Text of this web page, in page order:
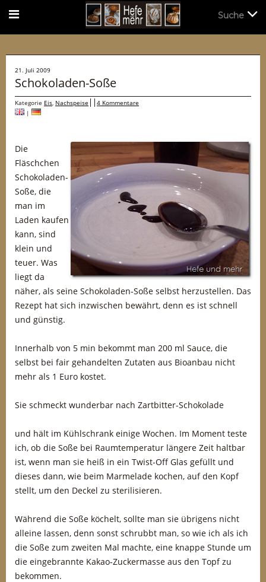
21. Juli 2009
Schokoladen-Soße
Kategorie Eis, Nachspeise
4 Kommentare
|
Die
Fläschchen
Schokoladen-
Soße, die
man im
Laden kaufen
kann, sind
klein und
teuer. Was
liegt da
näher, als seine Schokoladen-Soße selbst herzustellen. Das
Rezept hat sich inzwischen bewährt, denn es ist schnell
und günstig.
Innerhalb von 5 min bekommt man 200 ml Sauce, die
selbst bei fair gehandelten Zutaten aus Bioanbau nicht
mehr als 1 Euro kostet.
Sie schmeckt wunderbar nach Zartbitter-Schokolade
und hält im Kühlschrank einige Wochen. Im Moment teste
ich, ob die Soße bei Raumtemperatur längere Zeit haltbar
ist, wenn man sie heiß in ein Twist-Off Glas gefüllt und
dieses dann, wie beim Marmelade kochen, auf den Kopf
stellt, um den Deckel zu sterilisieren.
Während die Soße köchelt, sollte man sie übrigens nicht
alleine lassen, denn sonst schrubbt man, so wie ich als ich
die Soße zum zweiten Mal machte, eine knappe Stunde um
die eingebrannte Kakao-Zuckermasse aus den Topf zu
bekommen.
Suche
Suche